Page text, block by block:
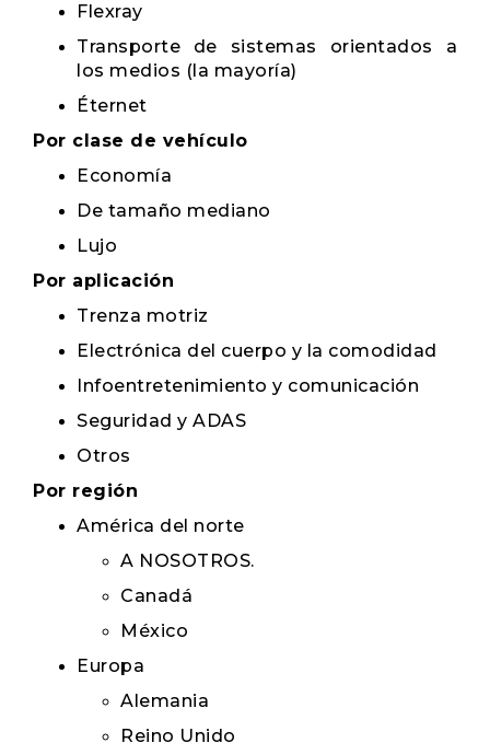
Flexray
Transporte de sistemas orientados a
los medios (la mayoría)
Éternet
Por clase de vehículo
Economía
De tamaño mediano
Lujo
Por aplicación
Trenza motriz
Electrónica del cuerpo y la comodidad
Infoentretenimiento y comunicación
Seguridad y ADAS
Otros
Por región
América del norte
A NOSOTROS.
Canadá
México
Europa
Alemania
Reino Unido